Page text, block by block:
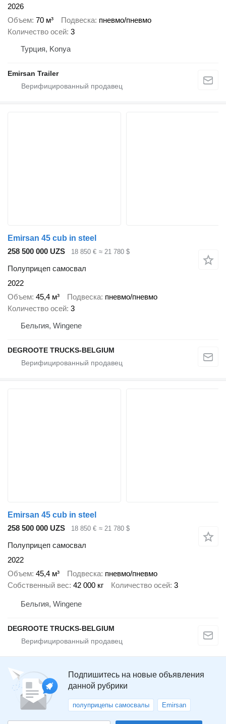
2026
Объем 70 м³ Подвеска пневмо/пневмо
Количество осей 3
Турция, Konya
Emirsan Trailer
Emirsan 45 cub in steel
258 500 000 UZS
18 850 € ≈ 21 780 $
Полуприцеп самосвал
2022
Объем 45,4 м³ Подвеска пневмо/пневмо
Количество осей 3
Бельгия, Wingene
DEGROOTE TRUCKS-BELGIUM
Emirsan 45 cub in steel
258 500 000 UZS
18 850 € ≈ 21 780 $
Полуприцеп самосвал
2022
Объем 45,4 м³ Подвеска пневмо/пневмо
Собственный вес 42 000 кг Количество осей 3
Бельгия, Wingene
DEGROOTE TRUCKS-BELGIUM
Подпишитесь на новые объявления
данной рубрики
полуприцепы самосвалы Emirsan